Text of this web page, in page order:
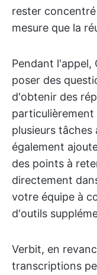
rester
mesure que la
Pendant
poser des
d'obtenir des
plusieurs tâches
également
des points à
directement
votre équipe à
d'outils
Verbit, en
transcriptions